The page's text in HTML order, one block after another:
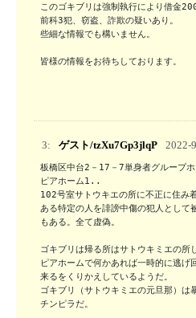
このゴキブリは強制執行により借金
前科3犯、窃盗、詐欺の疑いあり。
些細な情報でも構いません。
皆様の情報をお待ちしております。
3: ゲスト/tzXu7Gp3jlqP 2022-
板橋区中台2－17－7単身者グループ
ピアホーム1..
102号室サトウキエの所に不正に住み
ある特定の人を誹謗中傷の犯人として
もある。全て虚偽。
ゴキブリは帰る所はサトウキミエの所
ピアホームで何かあれば一時的に逃げ
来るをくりかえしているようだ。
ゴキブリ（サトウキミエの元旦那）は
チンピラだ。